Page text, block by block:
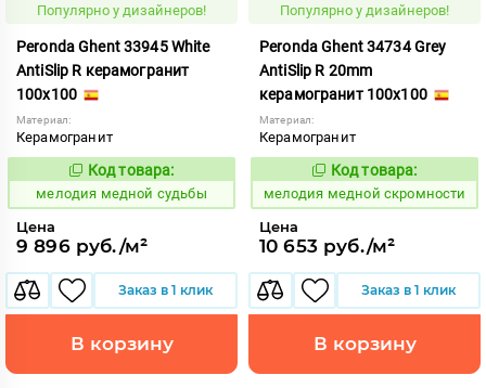
Популярно у дизайнеров!
Peronda Ghent 33945 White
AntiSlip R керамогранит
100x100
Материал:
Керамогранит
959974
Код товара:
мелодия медной судьбы
Цена
9 896 руб./м²
Заказ в 1 клик
В корзину
Популярно у дизайнеров!
Peronda Ghent 34734 Grey
AntiSlip R 20mm
керамогранит 100x100
Материал:
Керамогранит
959968
Код товара:
мелодия медной скромности
Цена
10 653 руб./м²
Заказ в 1 клик
В корзину